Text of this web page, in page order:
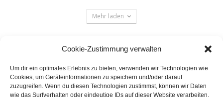
Cookie-Zustimmung verwalten
Um dir ein optimales Erlebnis zu bieten, verwenden wir Technologien wie
Cookies, um Geräteinformationen zu speichern und/oder darauf
zuzugreifen. Wenn du diesen Technologien zustimmst, können wir Daten
wie das Surfverhalten oder eindeutige IDs auf dieser Website verarbeiten.
Mehr laden